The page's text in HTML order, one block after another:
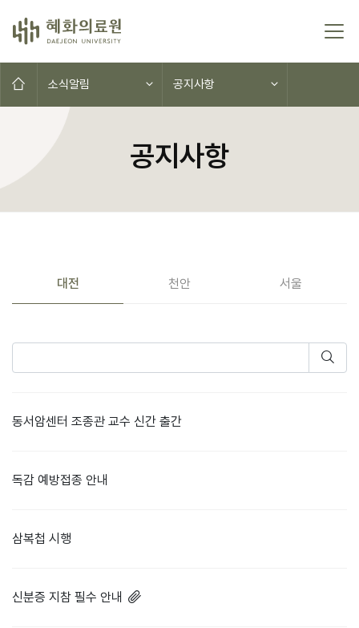
콘텐츠로 이동
홈으로소식알림 공지사항
공지사항
공지사항(대전,천안,서울)
대전 천안 서울
동서암센터 조종관 교수 신간 출간
독감 예방접종 안내
삼복첩 시행
신분증 지참 필수 안내